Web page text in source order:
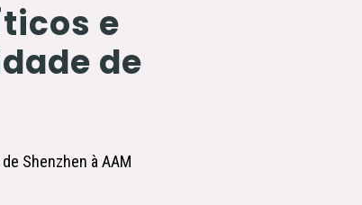
e
de
Shenzhen à AAM